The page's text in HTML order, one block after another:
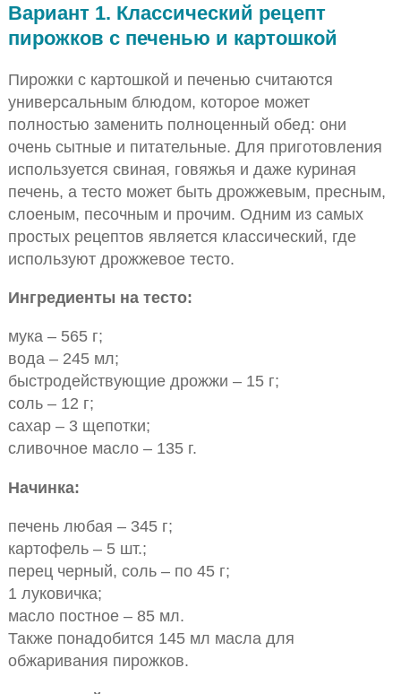
Вариант 1. Классический рецепт
пирожков с печенью и картошкой
Пирожки с картошкой и печенью считаются
универсальным блюдом, которое может
полностью заменить полноценный обед: они
очень сытные и питательные. Для приготовления
используется свиная, говяжья и даже куриная
печень, а тесто может быть дрожжевым, пресным,
слоеным, песочным и прочим. Одним из самых
простых рецептов является классический, где
используют дрожжевое тесто.
Ингредиенты на тесто:
мука – 565 г;
вода – 245 мл;
быстродействующие дрожжи – 15 г;
соль – 12 г;
сахар – 3 щепотки;
сливочное масло – 135 г.
Начинка:
печень любая – 345 г;
картофель – 5 шт.;
перец черный, соль – по 45 г;
1 луковичка;
масло постное – 85 мл.
Также понадобится 145 мл масла для
обжаривания пирожков.